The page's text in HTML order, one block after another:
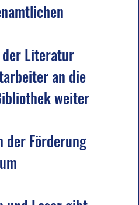
der Literatur
an die
weiter
Förderung